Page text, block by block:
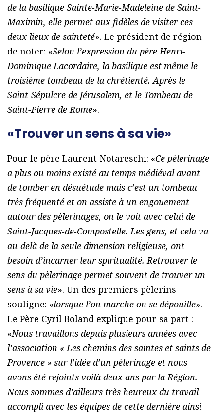
de la basilique Sainte-Marie-Madeleine de Saint-
Maximin, elle permet aux fidèles de visiter ces
deux lieux de sainteté». Le président de région
de noter: «Selon l’expression du père Henri-
Dominique Lacordaire, la basilique est même le
troisième tombeau de la chrétienté. Après le
Saint-Sépulcre de Jérusalem, et le Tombeau de
Saint-Pierre de Rome».
«Trouver un sens à sa vie»
Pour le père Laurent Notareschi: «Ce pèlerinage
a plus ou moins existé au temps médiéval avant
de tomber en désuétude mais c’est un tombeau
très fréquenté et on assiste à un engouement
autour des pèlerinages, on le voit avec celui de
Saint-Jacques-de-Compostelle. Les gens, et cela va
au-delà de la seule dimension religieuse, ont
besoin d’incarner leur spiritualité. Retrouver le
sens du pèlerinage permet souvent de trouver un
sens à sa vie». Un des premiers pèlerins
souligne: «lorsque l’on marche on se dépouille».
Le Père Cyril Boland explique pour sa part :
«Nous travaillons depuis plusieurs années avec
l’association « Les chemins des saintes et saints de
Provence » sur l’idée d’un pèlerinage et nous
avons été rejoints voilà deux ans par la Région.
Nous sommes d’ailleurs très heureux du travail
accompli avec les équipes de cette dernière ainsi